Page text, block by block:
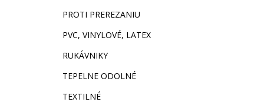
PROTI PREREZANIU
PVC, VINYLOVÉ, LATEX
RUKÁVNIKY
TEPELNE ODOLNÉ
TEXTILNÉ